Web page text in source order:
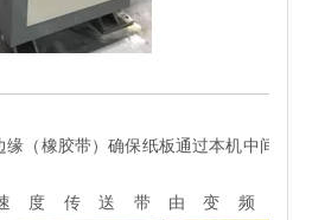
缘（橡胶带）确保纸板通过本机中间，
度 传送带由变频器